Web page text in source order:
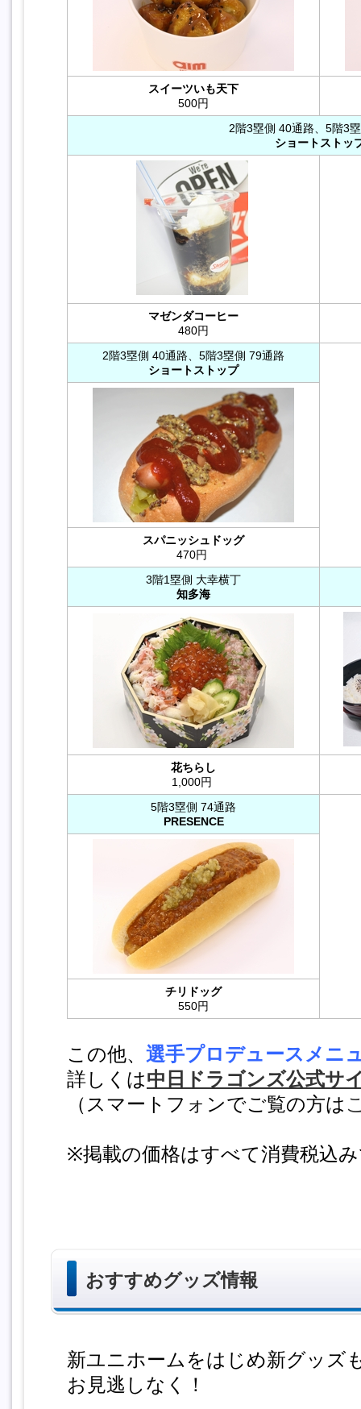
スイーツいも天下
500円
2階3塁側 40通路、5階3
ショートストッ
マゼンダコーヒー
480円
2階3塁側 40通路、5階3塁側 79通路
ショートストップ
スパニッシュドッグ
470円
3階1塁側 大幸横丁
知多海
花ちらし
1,000円
5階3塁側 74通路
PRESENCE
チリドッグ
550円
この他、 選手プロデュースメニ
詳しくは中日ドラゴンズ公式サ
（スマートフォンでご覧の方は
※掲載の価格はすべて消費税込
おすすめグッズ情報
新ユニホームをはじめ新グッズ
お見逃しなく！